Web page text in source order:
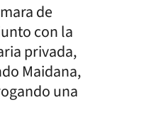
de
con la
privada,
Maidana,
una